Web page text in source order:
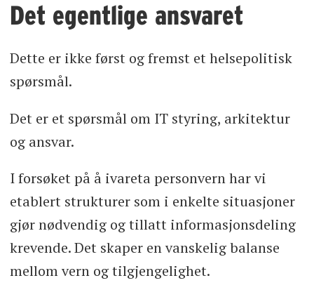
Det egentlige ansvaret
Dette er ikke først og fremst et helsepolitisk
spørsmål.
Det er et spørsmål om IT styring, arkitektur
og ansvar.
I forsøket på å ivareta personvern har vi
etablert strukturer som i enkelte situasjoner
gjør nødvendig og tillatt informasjonsdeling
krevende. Det skaper en vanskelig balanse
mellom vern og tilgjengelighet.